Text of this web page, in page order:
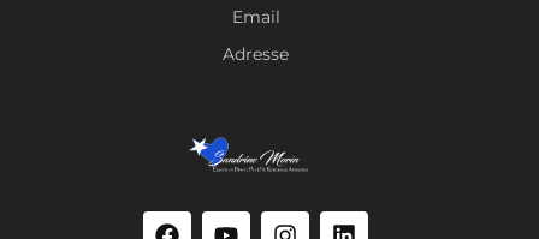
Email
Adresse